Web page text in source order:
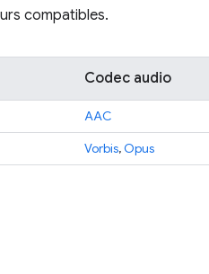
compatibles.
Codec audio
AAC
Vorbis,Opus